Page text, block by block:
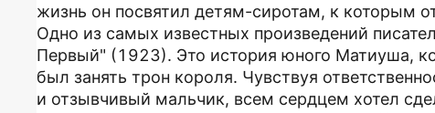
жизнь он посвятил детям-сиротам, к которым
Одно из самых известных произведений
Первый" (1923). Это история юного Матиуша,
был занять трон короля. Чувствуя
и отзывчивый мальчик, всем сердцем хотел